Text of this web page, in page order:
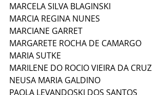
MARCELA SILVA BLAGINSKI
MARCIA REGINA NUNES
MARCIANE GARRET
MARGARETE ROCHA DE CAMARGO
MARIA SUTKE
MARILENE DO ROCIO VIEIRA DA CRUZ
NEUSA MARIA GALDINO
PAOLA LEVANDOSKI DOS SANTOS